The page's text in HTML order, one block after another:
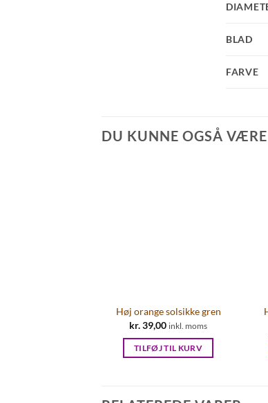
BLAD
FARVE
DU KUNNE OGSÅ VÆRE
Høj orange solsikke gren
kr.39,00 inkl. moms
TILFØJ TIL KURV